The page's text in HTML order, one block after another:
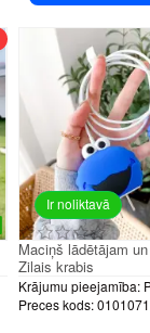
Ir noliktavā
Krājumu pieejamība:
Preces kods:
Maciņš lādētājam
Zilais krabis